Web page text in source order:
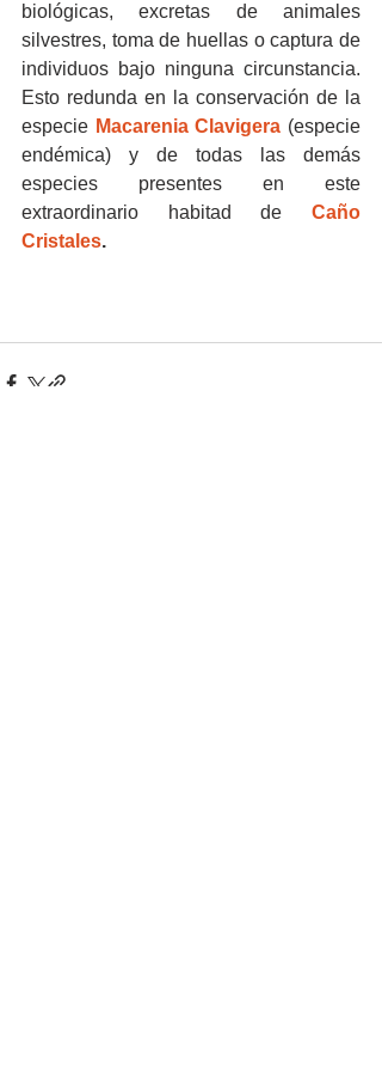
biológicas, excretas de animales
silvestres, toma de huellas o captura de
individuos bajo ninguna circunstancia.
Esto redunda en la conservación de la
especie Macarenia Clavigera (especie
endémica) y de todas las demás
especies presentes en este
extraordinario habitad de Caño
Cristales.